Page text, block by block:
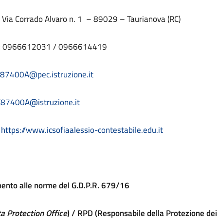
Via Corrado Alvaro n. 1 – 89029 – Taurianova (RC)
0966612031 / 0966614419
https://www.icsofiaalessio-contestabile.edu.it
alle norme del G.D.P.R. 679/16
Protection Office) / RPD (Responsabile della Protezione